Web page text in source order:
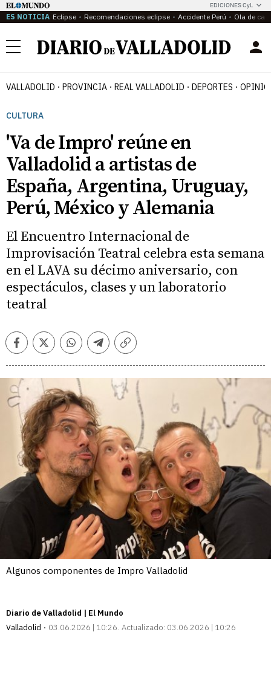
EDICIONES CyL
ES NOTICIA Eclipse Recomendaciones eclipse Accidente Perú Ola de
Menú
VALLADOLID PROVINCIA REAL VALLADOLID DEPORTES
CULTURA
'Va de Impro' reúne en
Valladolid a artistas de
España, Argentina, Uruguay,
Perú, México y Alemania
El Encuentro Internacional de
Improvisación Teatral celebra esta semana
en el LAVA su décimo aniversario, con
espectáculos, clases y un laboratorio
teatral
FacebookTwitterWhatsappTelegramCopiar
Algunos componentes de Impro Valladolid
Diario de Valladolid | El Mundo
Valladolid
03.06.2026 | 10:26 Actualizado: 03.06.2026 | 10:26